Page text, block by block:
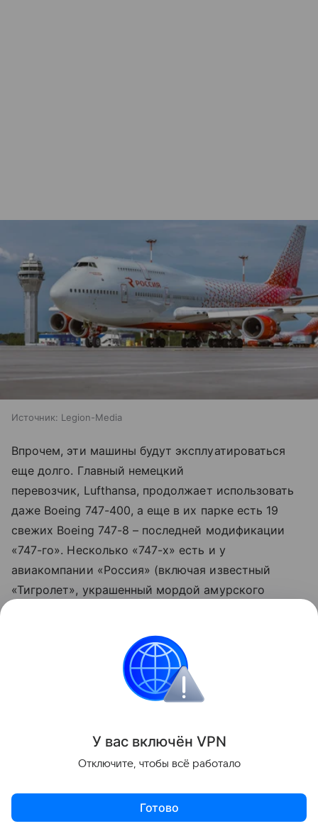
Источник: Legion-Media
Впрочем, эти машины будут эксплуатироваться
еще долго. Главный немецкий
перевозчик, Lufthansa, продолжает использовать
даже Boeing 747-400, а еще в их парке есть 19
свежих Boeing 747-8 – последней модификации
«747-го». Несколько «747-х» есть и у
авиакомпании «Россия» (включая известный
«Тигролет», украшенный мордой амурского
пусть производство «747-х» и прекратилось, мы
еще долго будем наблюдать их в небе и в
ПутешествияУ вас включён VPN
Отключите, чтобы всё работало
Готово